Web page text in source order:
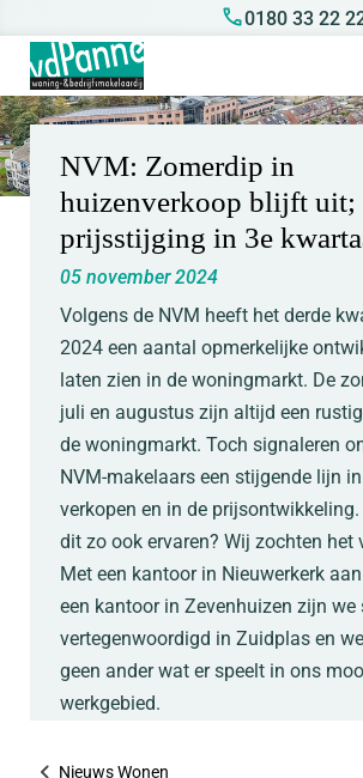
0180 33 22
NVM: Zomerdip in
huizenverkoop blijft uit;
prijsstijging in 3e
05 november 2024
Volgens de NVM heeft het derde
2024 een aantal opmerkelijke
laten zien in de woningmarkt. De
juli en augustus zijn altijd een
de woningmarkt. Toch signaleren
NVM-makelaars een stijgende lijn
verkopen en in de
dit zo ook ervaren? Wij zochten het
Met een kantoor in Nieuwerkerk
een kantoor in Zevenhuizen zijn we
vertegenwoordigd in Zuidplas en
geen ander wat er speelt in ons
werkgebied.
Nieuws Wonen